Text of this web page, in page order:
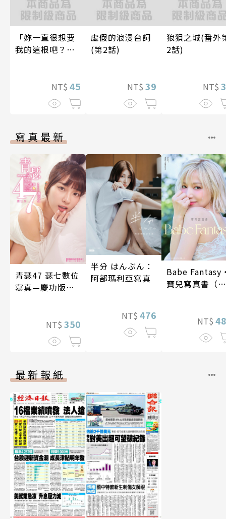
「妳一直很想要
我的這根吧？」
續絕頂升天一個
月(第15話)
NT$ 45
虛假的浪漫台詞
(第2話)
NT$ 39
狼狽之城(番外
2話)
NT$
寫真最新
青瑟47 瑟七數位
寫真—慶功版
NT$ 350
半分 はんぶん：
阿部瑪利亞寫真
NT$ 476
Babe
寶兒寫真書（加
NT$
最新報紙